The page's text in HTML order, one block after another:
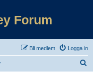
Forum
Logga in
Bli medlem